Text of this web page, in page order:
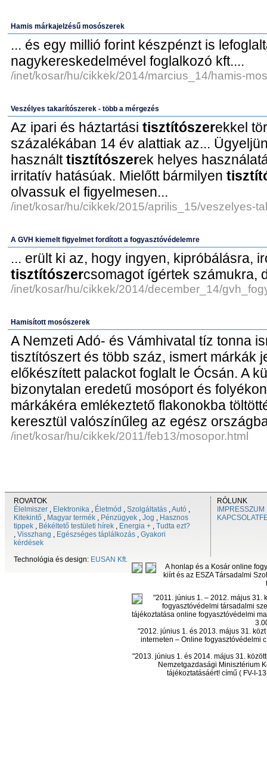
Hamis márkajelzésű mosószerek
... és egy millió forint készpénzt is
nagykereskedelmével foglalkozó kft....
/inet/kosar/hu/cikkek/2014/marcius_14/hamis-
Veszélyes takarítószerek - több a mérgezés
Az ipari és háztartási tisztítószerekkel
százalékában 14 év alattiak az...
használttisztítószerek helyes
irritatív hatásúak. Mielőtt bármilyen
olvassuk el figyelmesen...
/inet/kosar/hu/cikkek/2015/aprilis_15/veszelyes-
A GVH kiemelt figyelmet fordított a fogyasztóvédelemre
... erült ki az, hogy ingyen, kipróbálásra,
tisztítószercsomagot ígértek számukra,
/inet/kosar/hu/cikkek/2014/december_14/
Hamisított mosószerek
A Nemzeti Adó- és Vámhivatal tíz tonna
tisztítószert és több száz, ismert márkák
előkészített palackot foglalt le Ócsán. A
bizonytalan eredetű mosóport és
márkákéra emlékeztető flakonokba
keresztül valószínűleg az egész
/inet/kosar/hu/cikkek/2011/feb13/mosopor.html
ROVATOK
Élelmiszer , Elektronika , Életmód , Szolgáltatás ,Autó ,
Kitekintő , Magyar termék , Pénzügyek , Jog , Hasznos
tippek , Békéltető testületi hírek , Energia + , Tudta ezt?
, Visszhang , Egészséges táplálkozás , Gyakori
kérdések
Technológia és design: EUSAN Kft.
RÓLUNK
IMPRESSZUM
A honlap és a Kosár online
kiírt és az ESZA Társadalmi
"2011. június 1. – 2012. május 31.
fogyasztóvédelmi társadalmi
tájékoztatása online fogyasztóvédelmi
"2012. június 1. és 2013. május 31.
interneten – Online fogyasztóvédelmi
"2013. június 1. és 2014. május 31.
Nemzetgazdasági Minisztérium
tájékoztatásáért! című ( FV-I-